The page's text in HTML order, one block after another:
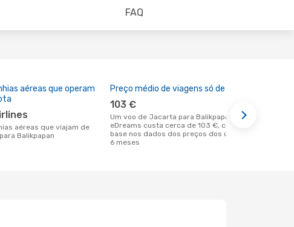
FAQ
aéreas que operam
Balikpapan
Preço médio de viagens só de ida
103 €
Um voo de Jacarta para Balikpapan na
eDreams custa cerca de 103 €, com
base nos dados dos preços dos últimos
6 meses